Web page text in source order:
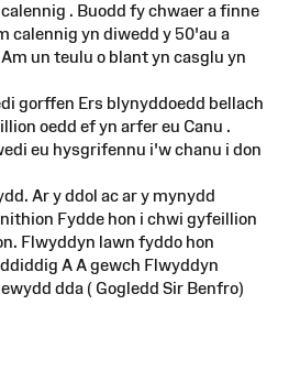
. Buodd fy chwaer a finne
calennig yn diwedd y 50'au a
un teulu o blant yn casglu yn
gorffen Ers blynyddoedd bellach
oedd ef yn arfer eu Canu .
eu hysgrifennu i'w chanu i don
Ar y ddol ac ar y mynydd
Fydde hon i chwi gyfeillion
Flwyddyn lawn fyddo hon
A A gewch Flwyddyn
dda ( Gogledd Sir Benfro)